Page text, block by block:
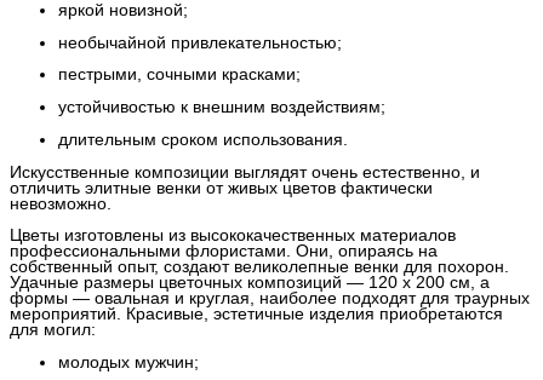
яркой новизной;
необычайной привлекательностью;
пестрыми, сочными красками;
устойчивостью к внешним воздействиям;
длительным сроком использования.
Искусственные композиции выглядят очень естественно, и
отличить элитные венки от живых цветов фактически
невозможно.
Цветы изготовлены из высококачественных материалов
профессиональными флористами. Они, опираясь на
собственный опыт, создают великолепные венки для похорон.
Удачные размеры цветочных композиций — 120 х 200 см, а
формы — овальная и круглая, наиболее подходят для траурных
мероприятий. Красивые, эстетичные изделия приобретаются
для могил:
молодых мужчин;